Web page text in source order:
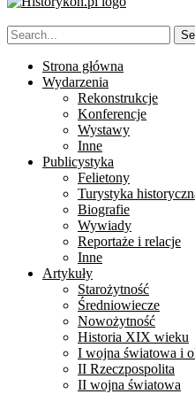
Strona główna
Wydarzenia
Rekonstrukcje
Konferencje
Wystawy
Inne
Publicystyka
Felietony
Turystyka
Biografie
Wywiady
Reportaże i relacje
Inne
Artykuły
Starożytność
Średniowiecze
Nowożytność
Historia XIX wieku
I wojna światowa i
II Rzeczpospolita
II wojna światowa